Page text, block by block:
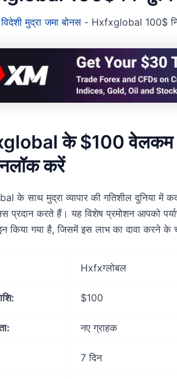
विदेशी मुद्रा जमा बोनस - Hxfxglobal 100$
के $100 वेलकम
करें
के साथ मुद्रा व्यापार की गतिशील दुनिया में
प्रदान करते हैं। यह विशेष प्रमोशन आपको
किया गया है, जिसमें इस लाभ का दावा करने
Hxfxग्लोबल
$100
नए ग्राहक
7 दिन